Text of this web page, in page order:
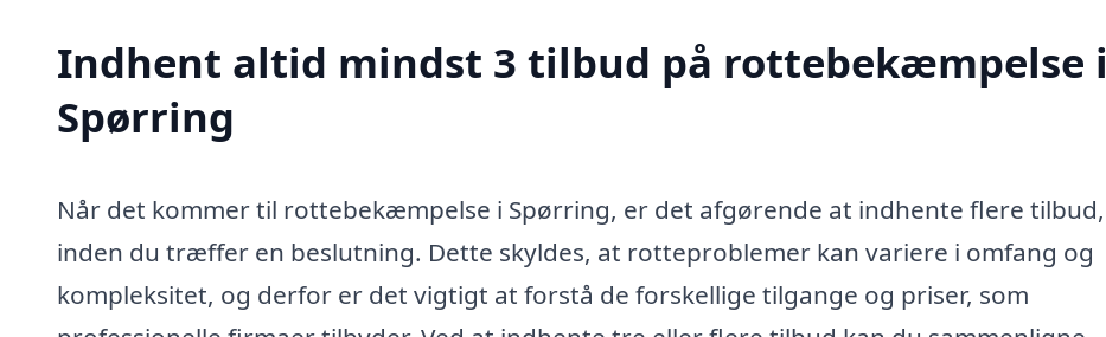
Indhent altid mindst 3 tilbud på rottebekæmpelse i
Spørring
Når det kommer til rottebekæmpelse i Spørring, er det afgørende at indhente flere tilbud,
inden du træffer en beslutning. Dette skyldes, at rotteproblemer kan variere i omfang og
kompleksitet, og derfor er det vigtigt at forstå de forskellige tilgange og priser, som